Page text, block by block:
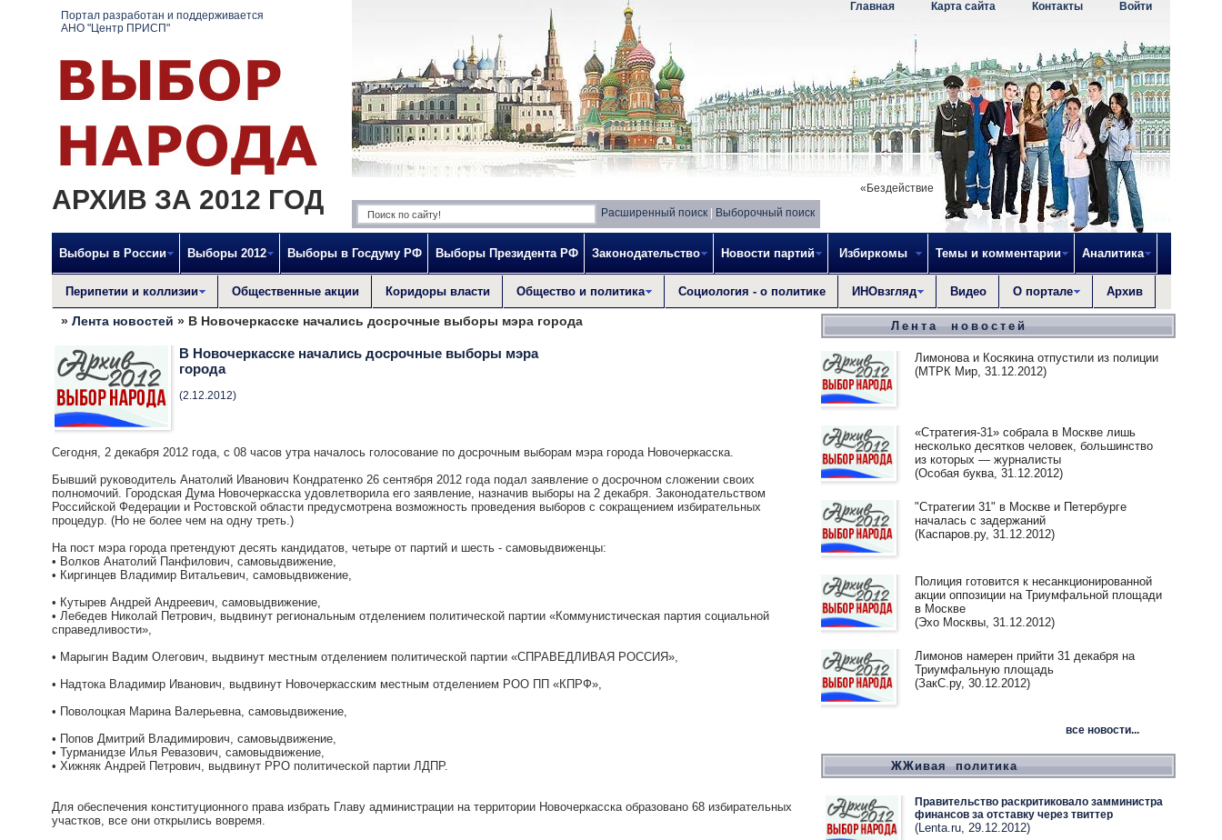
«Бездействие - тоже действие. Я - это не только то, что я делаю, но
Расширенный поиск
Выборочный поиск
Портал разработан и поддерживается
АНО "Центр ПРИСП"
АРХИВ ЗА 2012 ГОД
Войти
Контакты
Карта сайта
Главная
Выборы в России Выборы 2012 Выборы в Госдуму РФ Выборы Президента РФ Законодательство Новости партий Избиркомы Темы и комментарии Аналитика
Перипетии и коллизии Общественные акции Коридоры власти Общество и политика Социология - о политике ИНОвзгляд Видео О портале Архив
» Лента новостей » В Новочеркасске начались досрочные выборы мэра города
В Новочеркасске начались досрочные выборы мэра
города
(2.12.2012)
Сегодня, 2 декабря 2012 года, с 08 часов утра началось голосование по досрочным выборам мэра города Новочеркасска.
Бывший руководитель Анатолий Иванович Кондратенко 26 сентября 2012 года подал заявление о досрочном сложении своих
полномочий. Городская Дума Новочеркасска удовлетворила его заявление, назначив выборы на 2 декабря. Законодательством
Российской Федерации и Ростовской области предусмотрена возможность проведения выборов с сокращением избирательных
процедур. (Но не более чем на одну треть.)
На пост мэра города претендуют десять кандидатов, четыре от партий и шесть - самовыдвиженцы:
• Волков Анатолий Панфилович, самовыдвижение,
• Киргинцев Владимир Витальевич, самовыдвижение,
• Кутырев Андрей Андреевич, самовыдвижение,
• Лебедев Николай Петрович, выдвинут региональным отделением политической партии «Коммунистическая партия социальной
справедливости»,
• Марыгин Вадим Олегович, выдвинут местным отделением политической партии «СПРАВЕДЛИВАЯ РОССИЯ»,
• Надтока Владимир Иванович, выдвинут Новочеркасским местным отделением РОО ПП «КПРФ»,
• Поволоцкая Марина Валерьевна, самовыдвижение,
• Попов Дмитрий Владимирович, самовыдвижение,
• Турманидзе Илья Ревазович, самовыдвижение,
• Хижняк Андрей Петрович, выдвинут РРО политической партии ЛДПР.
Для обеспечения конституционного права избрать Главу администрации на территории Новочеркасска образовано 68 избирательных
участков, все они открылись вовремя.
Лента новостей
Лимонова и Косякина отпустили из полиции
(МТРК Мир, 31.12.2012)
«Стратегия-31» собрала в Москве лишь
несколько десятков человек, большинство
из которых — журналисты
(Особая буква, 31.12.2012)
"Стратегии 31" в Москве и Петербурге
началась с задержаний
(Каспаров.ру, 31.12.2012)
Полиция готовится к несанкционированной
акции оппозиции на Триумфальной площади
в Москве
(Эхо Москвы, 31.12.2012)
Лимонов намерен прийти 31 декабря на
Триумфальную площадь
(ЗакС.ру, 30.12.2012)
все новости...
ЖЖивая политика
Правительство раскритиковало замминистра
финансов за отставку через твиттер
(Lenta.ru, 29.12.2012)